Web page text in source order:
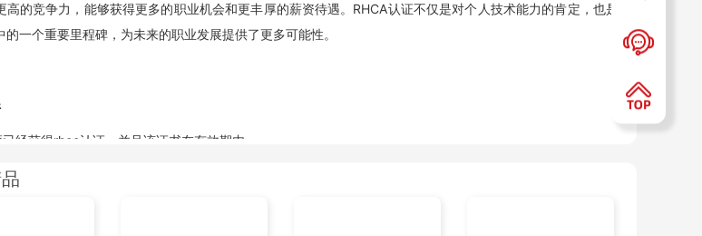
高的竞争力，能够获得更多的职业机会和更丰厚的薪资待遇。RHCA认证不仅是对个人技术能力的肯定，也是
的一个重要里程碑，为未来的职业发展提供了更多可能性。
经获得rhce认证，并且该证书在有效期内。
有效证件，其中至少有一个是一类证件（如身份证、护照等）。